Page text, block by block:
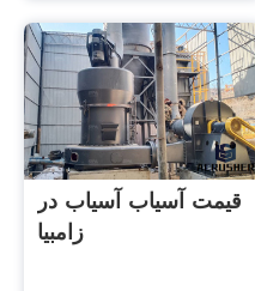
قیمت آسیاب آسیاب در
زامبیا